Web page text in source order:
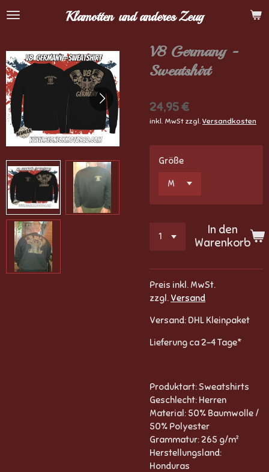
Zum
Klamotten und anderes Zeug
V8 Germany -
Sweatshirt
24,95 €
inkl. MwSt zzgl.Versandkosten
Größe
In den
Warenkorb
Preis inkl. MwSt.
zzgl. Versand
Versand: DHL Kleinpaket
Lieferung ca 2-4 Tage*
Produktart: Sweatshirts
Geschlecht: Herren
Material: 50% Baumwolle /
50% Polyester
Grammatur: 265 g/m²
Herstellungsland:
Honduras